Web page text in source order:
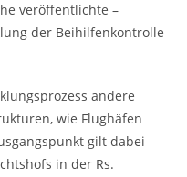
veröffentlichte –
der Beihilfenkontrolle
andere
wie Flughäfen
gilt dabei
in der Rs.